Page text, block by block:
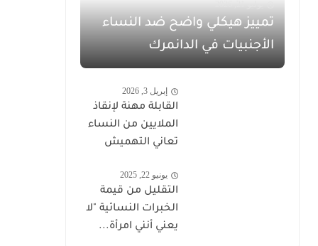
تمييز هيكلي واضح ضد النساء
الأجنبيات في الدانمرك
إبريل 3, 2026
القابلة مهنة لإنقاذ
الملايين من النساء
تعاني التهميش
يونيو 22, 2025
التقليل من قيمة
الخبرات النسائية "لا
يعني أنني امرأة...